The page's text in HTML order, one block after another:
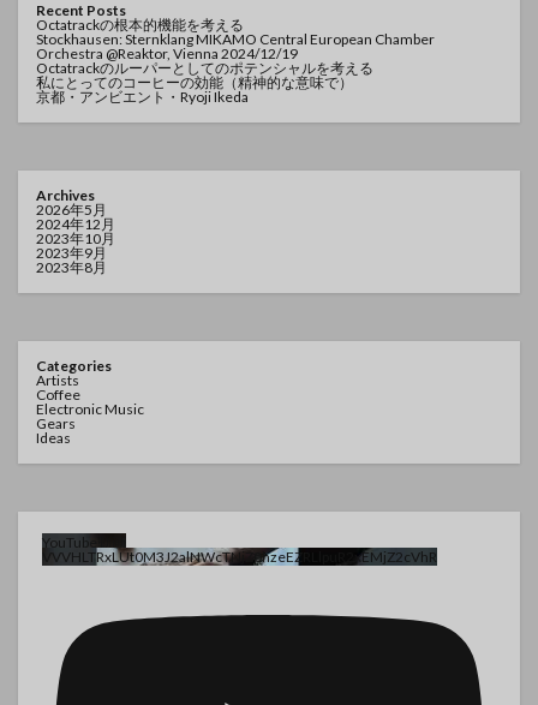
Recent Posts
Octatrackの根本的機能を考える
Stockhausen: Sternklang MIKAMO Central European Chamber
Orchestra @Reaktor, Vienna 2024/12/19
Octatrackのルーパーとしてのポテンシャルを考える
私にとってのコーヒーの効能（精神的な意味で）
京都・アンビエント・Ryoji Ikeda
Archives
2026年5月
2024年12月
2023年10月
2023年9月
2023年8月
Categories
Artists
Coffee
Electronic Music
Gears
Ideas
YouTube動画
VVVHLTRxLUt0M3J2alNWcTNjZ0hzeEZRLlpuR2xEMjZ2cVhR